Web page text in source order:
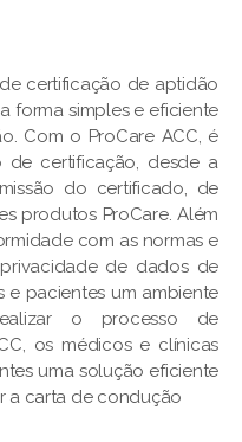
certificação de aptidão
forma simples e eficiente
Com o ProCare ACC, é
certificação, desde a
do certificado, de
produtos ProCare. Além
com as normas e
de dados de
e pacientes um ambiente
o processo de
os médicos e clínicas
uma solução eficiente
a carta de condução